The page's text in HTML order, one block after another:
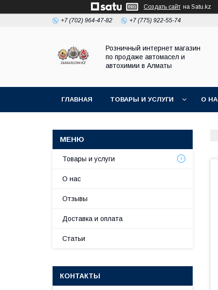
Создать сайт на Satu.kz
+7 (702) 964-47-82 +7 (775) 922-55-74
Розничный интернет магазин
по продаже автомасел и
автохимии в Алматы
ГЛАВНАЯ ТОВАРЫ И УСЛУГИ О
Товары и услуги
О нас
Отзывы
Доставка и оплата
Статьи
КОНТАКТЫ